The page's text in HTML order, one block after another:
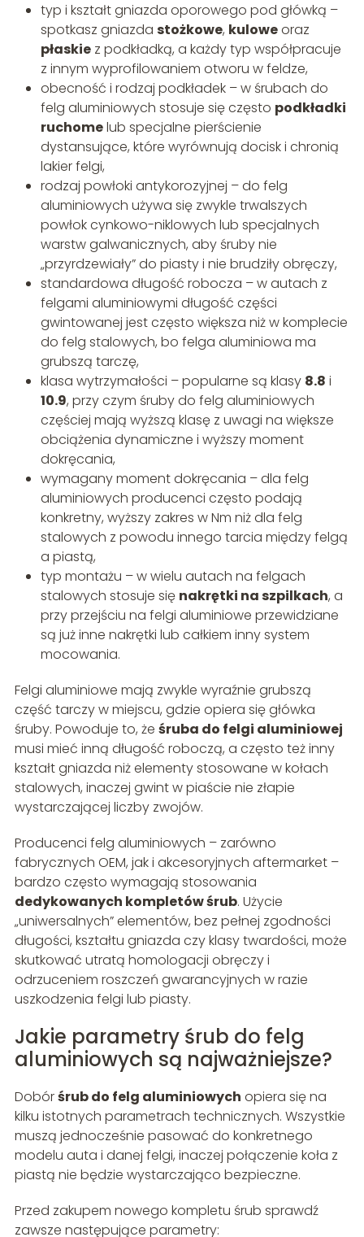
typ i kształt gniazda oporowego pod główką –
spotkasz gniazda stożkowe, kuloweoraz
płaskiez podkładką, a każdy typ współpracuje
z innym wyprofilowaniem otworu w feldze,
obecność i rodzaj podkładek – w śrubach do
felg aluminiowych stosuje się często podkładki
ruchomelub specjalne pierścienie
dystansujące, które wyrównują docisk i chronią
lakier felgi,
rodzaj powłoki antykorozyjnej – do felg
aluminiowych używa się zwykle trwalszych
powłok cynkowo-niklowych lub specjalnych
warstw galwanicznych, aby śruby nie
„przyrdzewiały” do piasty i nie brudziły obręczy,
standardowa długość robocza – w autach z
felgami aluminiowymi długość części
gwintowanej jest często większa niż w komplecie
do felg stalowych, bo felga aluminiowa ma
grubszą tarczę,
klasa wytrzymałości – popularne są klasy 8.8 i
10.9, przy czym śruby do felg aluminiowych
częściej mają wyższą klasę z uwagi na większe
obciążenia dynamiczne i wyższy moment
dokręcania,
wymagany moment dokręcania – dla felg
aluminiowych producenci często podają
konkretny, wyższy zakres w Nm niż dla felg
stalowych z powodu innego tarcia między felgą
a piastą,
typ montażu – w wielu autach na felgach
stalowych stosuje się nakrętki na szpilkach, a
przy przejściu na felgi aluminiowe przewidziane
są już inne nakrętki lub całkiem inny system
mocowania.
Felgi aluminiowe mają zwykle wyraźnie grubszą
część tarczy w miejscu, gdzie opiera się główka
śruby. Powoduje to, że śruba do felgi aluminiowej
musi mieć inną długość roboczą, a często też inny
kształt gniazda niż elementy stosowane w kołach
stalowych, inaczej gwint w piaście nie złapie
wystarczającej liczby zwojów.
Producenci felg aluminiowych – zarówno
fabrycznych OEM, jak i akcesoryjnych aftermarket –
bardzo często wymagają stosowania
dedykowanych kompletów śrub. Użycie
„uniwersalnych” elementów, bez pełnej zgodności
długości, kształtu gniazda czy klasy twardości, może
skutkować utratą homologacji obręczy i
odrzuceniem roszczeń gwarancyjnych w razie
uszkodzenia felgi lub piasty.
Jakie parametry śrub do felg
aluminiowych są najważniejsze?
Dobórśrub do felg aluminiowych opiera się na
kilku istotnych parametrach technicznych. Wszystkie
muszą jednocześnie pasować do konkretnego
modelu auta i danej felgi, inaczej połączenie koła z
piastą nie będzie wystarczająco bezpieczne.
Przed zakupem nowego kompletu śrub sprawdź
zawsze następujące parametry: